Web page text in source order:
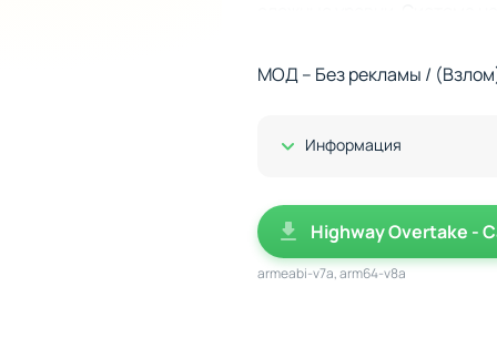
Разнообразие режимов
Уровни становятся
МОД – Без рекламы /
Показать/Скрыть
Информация
Highway Overtake -
armeabi-v7a, arm64-v8a